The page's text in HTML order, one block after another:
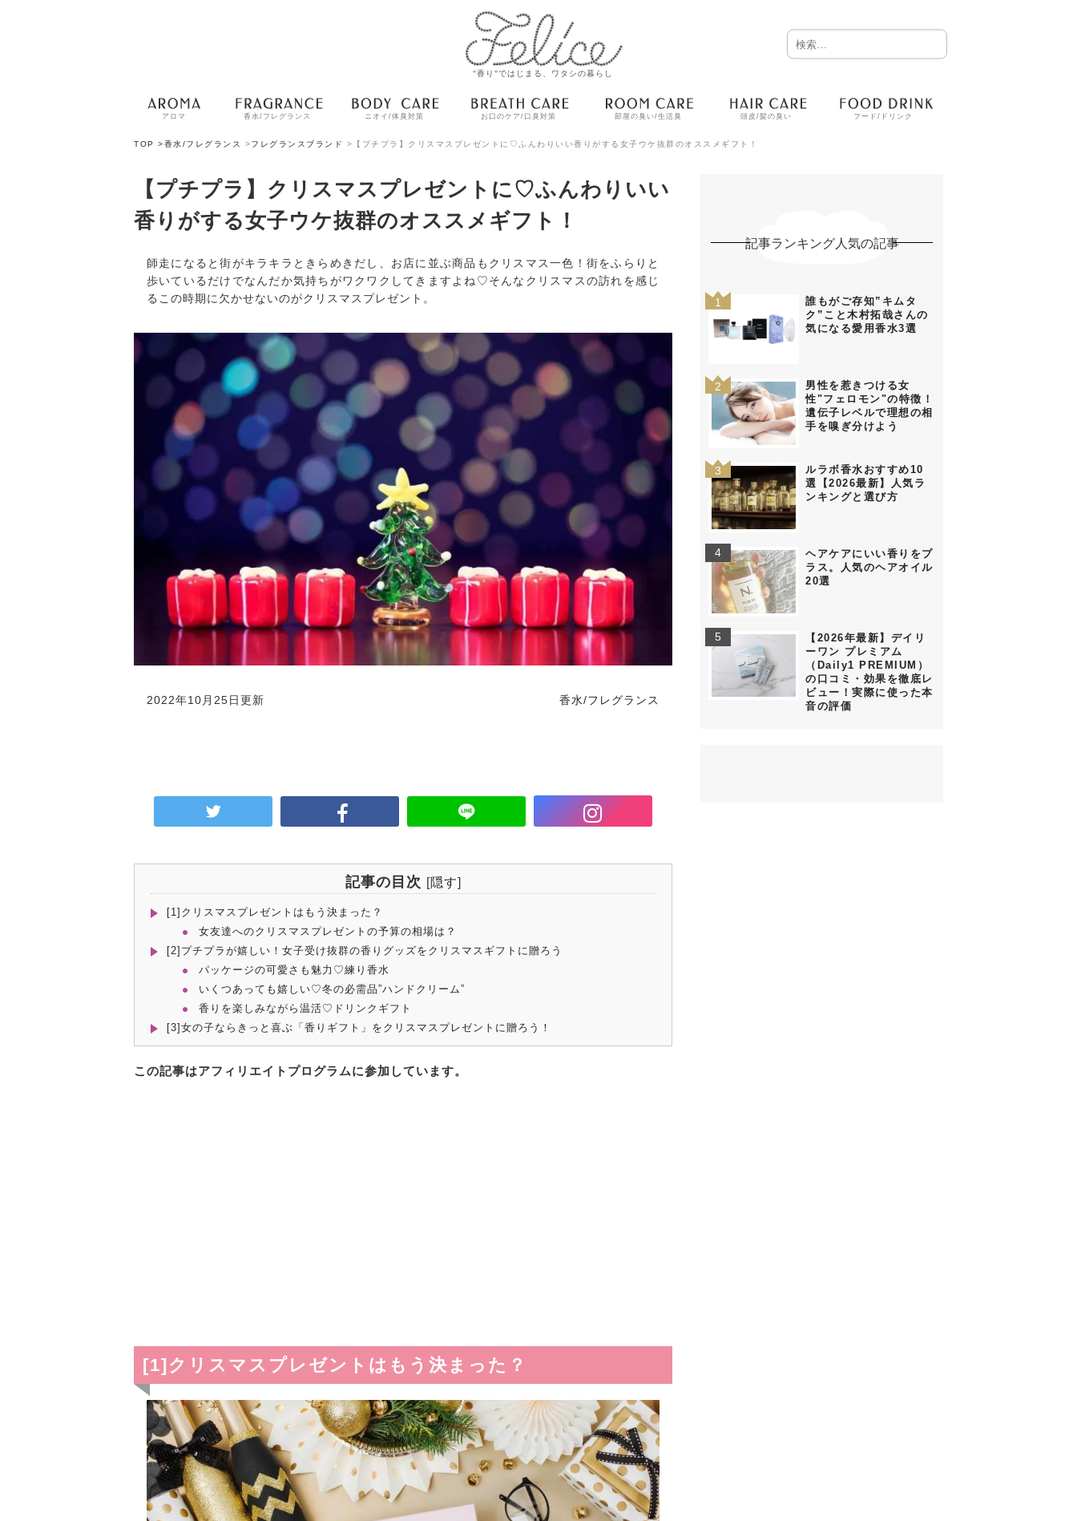
"香り"ではじまる、ワタシの暮らし
アロマ 香水/フレグランス ニオイ/体臭対策 お口のケア/口臭対策 部屋の臭い/生活臭 頭皮/髪の臭い フード/ドリンク
TOP >香水/フレグランス >フレグランスブランド > 【プチプラ】クリスマスプレゼントに♡ふんわりいい香りがする女子ウケ抜群のオススメギフト！
【プチプラ】クリスマスプレゼントに♡ふんわりいい
香りがする女子ウケ抜群のオススメギフト！
師走になると街がキラキラときらめきだし、お店に並ぶ商品もクリスマス一色！街をふらりと
歩いているだけでなんだか気持ちがワクワクしてきますよね♡そんなクリスマスの訪れを感じ
るこの時期に欠かせないのがクリスマスプレゼント。
2022年10月25日更新 香水/フレグランス
記事の目次 [隠す]
[1]クリスマスプレゼントはもう決まった？
女友達へのクリスマスプレゼントの予算の相場は？
[2]プチプラが嬉しい！女子受け抜群の香りグッズをクリスマスギフトに贈ろう
パッケージの可愛さも魅力♡練り香水
いくつあっても嬉しい♡冬の必需品”ハンドクリーム”
香りを楽しみながら温活♡ドリンクギフト
[3]女の子ならきっと喜ぶ「香りギフト」をクリスマスプレゼントに贈ろう！
この記事はアフィリエイトプログラムに参加しています。
[1]クリスマスプレゼントはもう決まった？
記事ランキング人気の記事
誰もがご存知”キムタ
ク”こと木村拓哉さんの
気になる愛用香水3選
男性を惹きつける女
性"フェロモン"の特徴！
遺伝子レベルで理想の相
手を嗅ぎ分けよう
ルラボ香水おすすめ10
選【2026最新】人気ラ
ンキングと選び方
ヘアケアにいい香りをプ
ラス。人気のヘアオイル
20選
【2026年最新】デイリ
ーワン プレミアム
（Daily1 PREMIUM）
の口コミ・効果を徹底レ
ビュー！実際に使った本
音の評価